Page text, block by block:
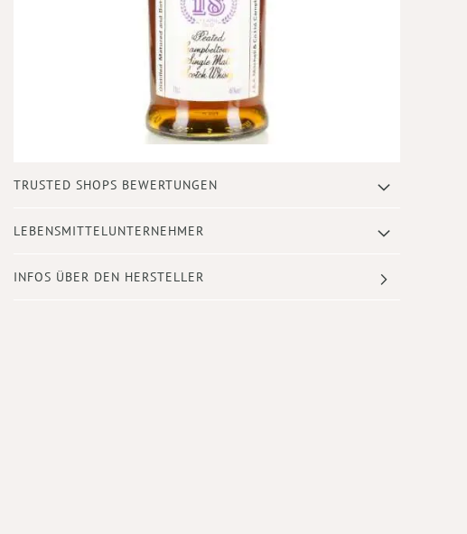
Anfang
Bildergalerie
TRUSTED SHOPS BEWERTUNGEN
LEBENSMITTELUNTERNEHMER
INFOS ÜBER DEN HERSTELLER